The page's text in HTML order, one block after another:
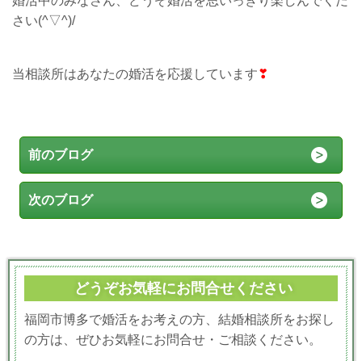
さい(^▽^)/
当相談所はあなたの婚活を応援しています❣
前のブログ
次のブログ
どうぞお気軽にお問合せください
福岡市博多で婚活をお考えの方、結婚相談所をお探し
の方は、ぜひお気軽にお問合せ・ご相談ください。